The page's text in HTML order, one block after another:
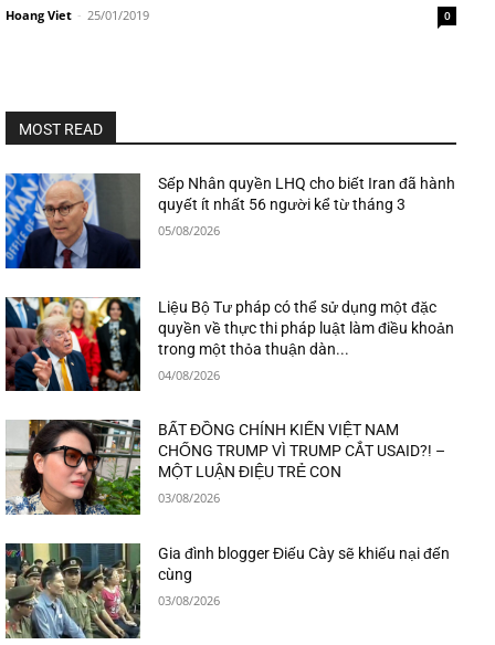
Hoang Viet - 25/01/2019 0
MOST READ
Sếp Nhân quyền LHQ cho biết Iran đã hành
quyết ít nhất 56 người kể từ tháng 3
05/08/2026
Liệu Bộ Tư pháp có thể sử dụng một đặc
quyền về thực thi pháp luật làm điều khoản
trong một thỏa thuận dàn...
04/08/2026
BẤT ĐỒNG CHÍNH KIẾN VIỆT NAM
CHỐNG TRUMP VÌ TRUMP CẮT USAID?! –
MỘT LUẬN ĐIỆU TRẺ CON
03/08/2026
Gia đình blogger Điếu Cày sẽ khiếu nại đến
cùng
03/08/2026